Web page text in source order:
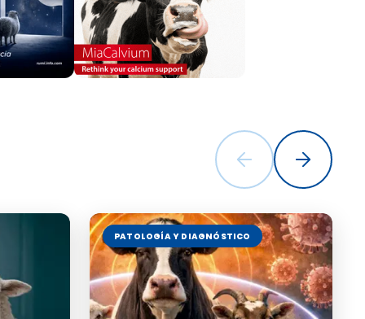
que
PATOLOGÍA Y DIAGNÓSTICO